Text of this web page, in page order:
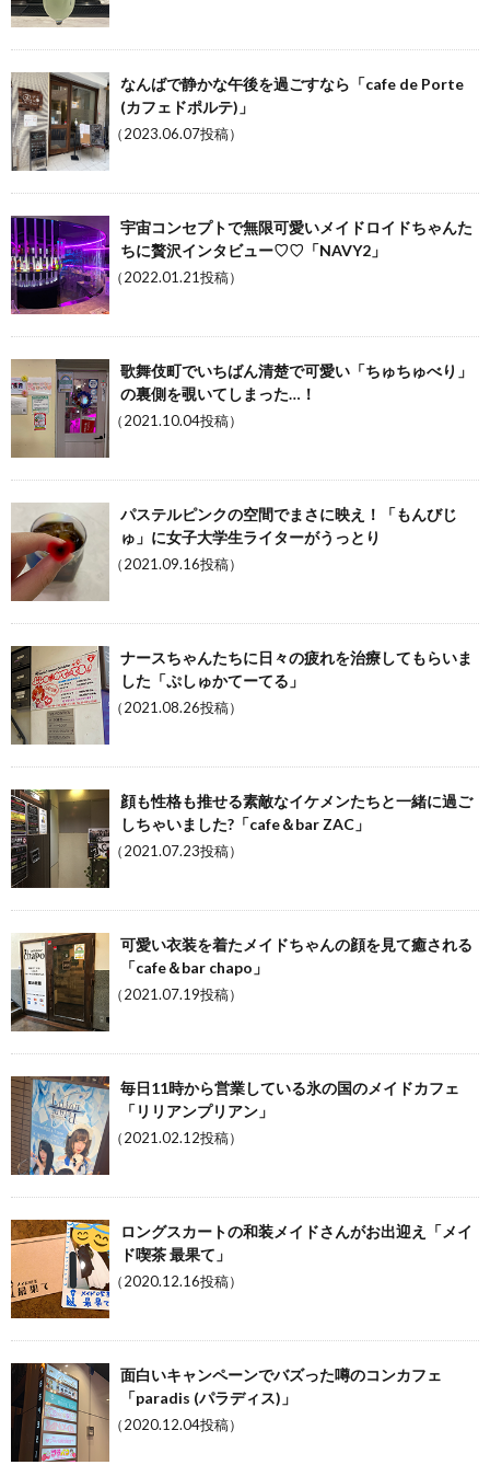
なんばで静かな午後を過ごすなら「cafe de Porte
(カフェドポルテ)」
（2023.06.07投稿）
宇宙コンセプトで無限可愛いメイドロイドちゃんた
ちに贅沢インタビュー♡♡「NAVY2」
（2022.01.21投稿）
歌舞伎町でいちばん清楚で可愛い「ちゅちゅべり」
の裏側を覗いてしまった…！
（2021.10.04投稿）
パステルピンクの空間でまさに映え！「もんびじ
ゅ」に女子大学生ライターがうっとり
（2021.09.16投稿）
ナースちゃんたちに日々の疲れを治療してもらいま
した「ぷしゅかてーてる」
（2021.08.26投稿）
顔も性格も推せる素敵なイケメンたちと一緒に過ご
しちゃいました?「cafe＆bar ZAC」
（2021.07.23投稿）
可愛い衣装を着たメイドちゃんの顔を見て癒される
「cafe＆bar chapo」
（2021.07.19投稿）
毎日11時から営業している氷の国のメイドカフェ
「リリアンプリアン」
（2021.02.12投稿）
ロングスカートの和装メイドさんがお出迎え「メイ
ド喫茶 最果て」
（2020.12.16投稿）
面白いキャンペーンでバズった噂のコンカフェ
「paradis (パラディス)」
（2020.12.04投稿）